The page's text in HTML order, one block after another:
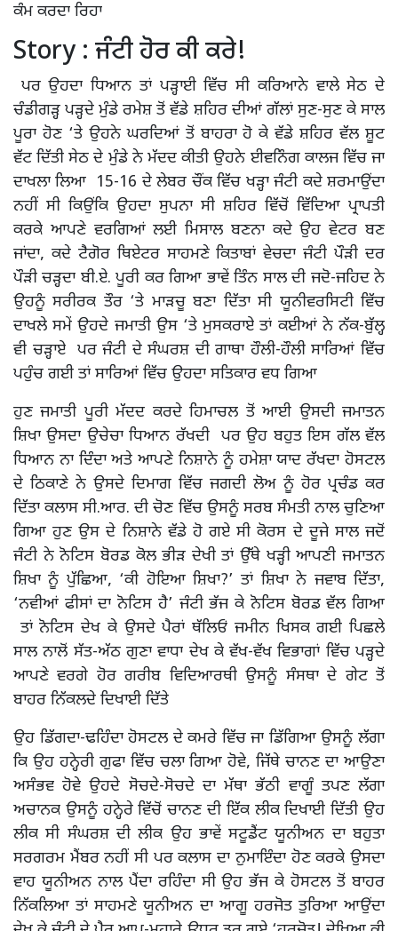
ਕੰਮ ਕਰਦਾ ਰਿਹਾ
Story : ਜੰਟੀ ਹੋਰ ਕੀ ਕਰੇ!
ਪਰ ਉਹਦਾ ਧਿਆਨ ਤਾਂ ਪੜ੍ਹਾਈ ਵਿੱਚ ਸੀ ਕਰਿਆਨੇ ਵਾਲੇ ਸੇਠ ਦੇ
ਚੰਡੀਗੜ੍ਹ ਪੜ੍ਹਦੇ ਮੁੰਡੇ ਰਮੇਸ਼ ਤੋਂ ਵੱਡੇ ਸ਼ਹਿਰ ਦੀਆਂ ਗੱਲਾਂ ਸੁਣ-ਸੁਣ ਕੇ ਸਾਲ
ਪੂਰਾ ਹੋਣ ‘ਤੇ ਉਹਨੇ ਘਰਦਿਆਂ ਤੋਂ ਬਾਹਰਾ ਹੋ ਕੇ ਵੱਡੇ ਸ਼ਹਿਰ ਵੱਲ ਸ਼ੂਟ
ਵੱਟ ਦਿੱਤੀ ਸੇਠ ਦੇ ਮੁੰਡੇ ਨੇ ਮੱਦਦ ਕੀਤੀ ਉਹਨੇ ਈਵਨਿੰਗ ਕਾਲਜ ਵਿੱਚ ਜਾ
ਦਾਖਲਾ ਲਿਆ 15-16 ਦੇ ਲੇਬਰ ਚੌਂਕ ਵਿੱਚ ਖੜ੍ਹਾ ਜੰਟੀ ਕਦੇ ਸ਼ਰਮਾਉਂਦਾ
ਨਹੀਂ ਸੀ ਕਿਉਂਕਿ ਉਹਦਾ ਸੁਪਨਾ ਸੀ ਸ਼ਹਿਰ ਵਿੱਚੋਂ ਵਿੱਦਿਆ ਪ੍ਰਾਪਤੀ
ਕਰਕੇ ਆਪਣੇ ਵਰਗਿਆਂ ਲਈ ਮਿਸਾਲ ਬਣਨਾ ਕਦੇ ਉਹ ਵੇਟਰ ਬਣ
ਜਾਂਦਾ, ਕਦੇ ਟੈਗੋਰ ਥਿਏਟਰ ਸਾਹਮਣੇ ਕਿਤਾਬਾਂ ਵੇਚਦਾ ਜੰਟੀ ਪੌੜੀ ਦਰ
ਪੌੜੀ ਚੜ੍ਹਦਾ ਬੀ.ਏ. ਪੂਰੀ ਕਰ ਗਿਆ ਭਾਵੇਂ ਤਿੰਨ ਸਾਲ ਦੀ ਜਦੋ-ਜਹਿਦ ਨੇ
ਉਹਨੂੰ ਸਰੀਰਕ ਤੌਰ ‘ਤੇ ਮਾੜਚੂ ਬਣਾ ਦਿੱਤਾ ਸੀ ਯੂਨੀਵਰਸਿਟੀ ਵਿੱਚ
ਦਾਖਲੇ ਸਮੇਂ ਉਹਦੇ ਜਮਾਤੀ ਉਸ ‘ਤੇ ਮੁਸਕਰਾਏ ਤਾਂ ਕਈਆਂ ਨੇ ਨੱਕ-ਬੁੱਲ੍ਹ
ਵੀ ਚੜ੍ਹਾਏ ਪਰ ਜੰਟੀ ਦੇ ਸੰਘਰਸ਼ ਦੀ ਗਾਥਾ ਹੌਲੀ-ਹੌਲੀ ਸਾਰਿਆਂ ਵਿੱਚ
ਪਹੁੰਚ ਗਈ ਤਾਂ ਸਾਰਿਆਂ ਵਿੱਚ ਉਹਦਾ ਸਤਿਕਾਰ ਵਧ ਗਿਆ
ਹੁਣ ਜਮਾਤੀ ਪੂਰੀ ਮੱਦਦ ਕਰਦੇ ਹਿਮਾਚਲ ਤੋਂ ਆਈ ਉਸਦੀ ਜਮਾਤਨ
ਸ਼ਿਖਾ ਉਸਦਾ ਉਚੇਚਾ ਧਿਆਨ ਰੱਖਦੀ ਪਰ ਉਹ ਬਹੁਤ ਇਸ ਗੱਲ ਵੱਲ
ਧਿਆਨ ਨਾ ਦਿੰਦਾ ਅਤੇ ਆਪਣੇ ਨਿਸ਼ਾਨੇ ਨੂੰ ਹਮੇਸ਼ਾ ਯਾਦ ਰੱਖਦਾ ਹੋਸਟਲ
ਦੇ ਠਿਕਾਣੇ ਨੇ ਉਸਦੇ ਦਿਮਾਗ ਵਿੱਚ ਜਗਦੀ ਲੋਅ ਨੂੰ ਹੋਰ ਪ੍ਰਚੰਡ ਕਰ
ਦਿੱਤਾ ਕਲਾਸ ਸੀ.ਆਰ. ਦੀ ਚੋਣ ਵਿੱਚ ਉਸਨੂੰ ਸਰਬ ਸੰਮਤੀ ਨਾਲ ਚੁਣਿਆ
ਗਿਆ ਹੁਣ ਉਸ ਦੇ ਨਿਸ਼ਾਨੇ ਵੱਡੇ ਹੋ ਗਏ ਸੀ ਕੋਰਸ ਦੇ ਦੂਜੇ ਸਾਲ ਜਦੋਂ
ਜੰਟੀ ਨੇ ਨੋਟਿਸ ਬੋਰਡ ਕੋਲ ਭੀੜ ਦੇਖੀ ਤਾਂ ਉੱਥੇ ਖੜ੍ਹੀ ਆਪਣੀ ਜਮਾਤਨ
ਸ਼ਿਖਾ ਨੂੰ ਪੁੱਛਿਆ, ‘ਕੀ ਹੋਇਆ ਸ਼ਿਖਾ?’ ਤਾਂ ਸ਼ਿਖਾ ਨੇ ਜਵਾਬ ਦਿੱਤਾ,
‘ਨਵੀਆਂ ਫੀਸਾਂ ਦਾ ਨੋਟਿਸ ਹੈ’ ਜੰਟੀ ਭੱਜ ਕੇ ਨੋਟਿਸ ਬੋਰਡ ਵੱਲ ਗਿਆ
ਤਾਂ ਨੋਟਿਸ ਦੇਖ ਕੇ ਉਸਦੇ ਪੈਰਾਂ ਥੱਲਿਓਂ ਜਮੀਨ ਖਿਸਕ ਗਈ ਪਿਛਲੇ
ਸਾਲ ਨਾਲੋਂ ਸੱਤ-ਅੱਠ ਗੁਣਾ ਵਾਧਾ ਦੇਖ ਕੇ ਵੱਖ-ਵੱਖ ਵਿਭਾਗਾਂ ਵਿੱਚ ਪੜ੍ਹਦੇ
ਆਪਣੇ ਵਰਗੇ ਹੋਰ ਗਰੀਬ ਵਿਦਿਆਰਥੀ ਉਸਨੂੰ ਸੰਸਥਾ ਦੇ ਗੇਟ ਤੋਂ
ਬਾਹਰ ਨਿੱਕਲਦੇ ਦਿਖਾਈ ਦਿੱਤੇ
ਉਹ ਡਿੱਗਦਾ-ਢਹਿੰਦਾ ਹੋਸਟਲ ਦੇ ਕਮਰੇ ਵਿੱਚ ਜਾ ਡਿੱਗਿਆ ਉਸਨੂੰ ਲੱਗਾ
ਕਿ ਉਹ ਹਨ੍ਹੇਰੀ ਗੁਫਾ ਵਿੱਚ ਚਲਾ ਗਿਆ ਹੋਵੇ, ਜਿੱਥੇ ਚਾਨਣ ਦਾ ਆਉਣਾ
ਅਸੰਭਵ ਹੋਵੇ ਉਹਦੇ ਸੋਚਦੇ-ਸੋਚਦੇ ਦਾ ਮੱਥਾ ਭੱਠੀ ਵਾਗੂੰ ਤਪਣ ਲੱਗਾ
ਅਚਾਨਕ ਉਸਨੂੰ ਹਨ੍ਹੇਰੇ ਵਿੱਚੋਂ ਚਾਨਣ ਦੀ ਇੱਕ ਲੀਕ ਦਿਖਾਈ ਦਿੱਤੀ ਉਹ
ਲੀਕ ਸੀ ਸੰਘਰਸ਼ ਦੀ ਲੀਕ ਉਹ ਭਾਵੇਂ ਸਟੂਡੈਂਟ ਯੂਨੀਅਨ ਦਾ ਬਹੁਤਾ
ਸਰਗਰਮ ਮੈਂਬਰ ਨਹੀਂ ਸੀ ਪਰ ਕਲਾਸ ਦਾ ਨੁਮਾਇੰਦਾ ਹੋਣ ਕਰਕੇ ਉਸਦਾ
ਵਾਹ ਯੂਨੀਅਨ ਨਾਲ ਪੈਂਦਾ ਰਹਿੰਦਾ ਸੀ ਉਹ ਭੱਜ ਕੇ ਹੋਸਟਲ ਤੋਂ ਬਾਹਰ
ਨਿੱਕਲਿਆ ਤਾਂ ਸਾਹਮਣੇ ਯੂਨੀਅਨ ਦਾ ਆਗੂ ਹਰਜੋਤ ਤੁਰਿਆ ਆਉਂਦਾ